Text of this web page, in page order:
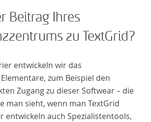
Beitrag Ihres
zu TextGrid?
entwickeln wir das
zum Beispiel den
Zugang zu dieser Softwear – die
man sieht, wenn man TextGrid
entwickeln auch Spezialistentools,